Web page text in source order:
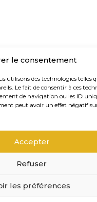
le consentement
utilisons des technologies telles
Le fait de consentir à ces
de navigation ou les ID
peut avoir un effet négatif
Accepter
Refuser
les préférences